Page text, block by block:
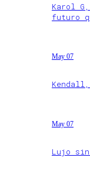
Karol
futuro
May 07
May 07
Lujo sin